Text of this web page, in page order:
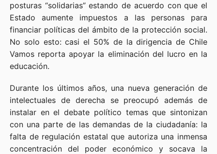
posturas “solidarias” estando de acuerdo con que el
Estado aumente impuestos a las personas para
financiar políticas del ámbito de la protección social.
No solo esto: casi el 50% de la dirigencia de Chile
Vamos reporta apoyar la eliminación del lucro en la
educación.
Durante los últimos años, una nueva generación de
intelectuales de derecha se preocupó además de
instalar en el debate político temas que sintonizan
con una parte de las demandas de la ciudadanía: la
falta de regulación estatal que autoriza una inmensa
concentración del poder económico y socava la